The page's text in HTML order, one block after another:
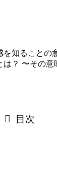
は？ 〜その意
目次